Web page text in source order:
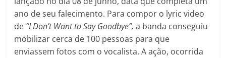
ano de seu falecimento. Para compor o lyric video
de “I Don’t Want to Say Goodbye”,a banda conseguiu
mobilizar cerca de 100 pessoas para que
enviassem fotos com o vocalista. A ação, ocorrida